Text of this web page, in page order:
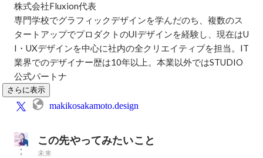
株式会社Fluxion代表
専門学校でグラフィックデザインを学んだのち、複数のス
タートアップでプロダクトのUIデザインを経験し、現在はU
I・UXデザインを中心に社内の全クリエイティブを担当。IT
業界でのデザイナー歴は10年以上。本業以外ではSTUDIO
公式パートナ
さらに表示
makikosakamoto.design
この先やってみたいこと
未来